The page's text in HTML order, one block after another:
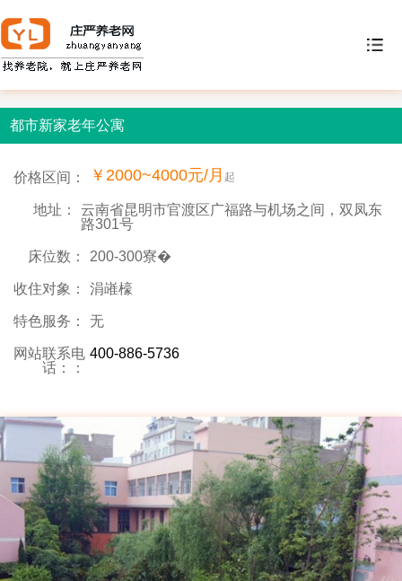
都市新家老年公寓
价格区间： ￥2000~4000元/月 起
地址：
云南省昆明市官渡区广福路与机场之间，双凤东
路301号
床位数： 200-300寮�
收住对象： 涓嶉檺
特色服务： 无
网站联系电
话：：
400-886-5736